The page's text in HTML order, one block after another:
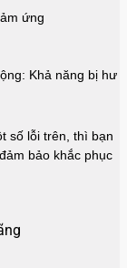
ứng
Khả năng bị hư
số lỗi trên, thì bạn
bảo khắc phục